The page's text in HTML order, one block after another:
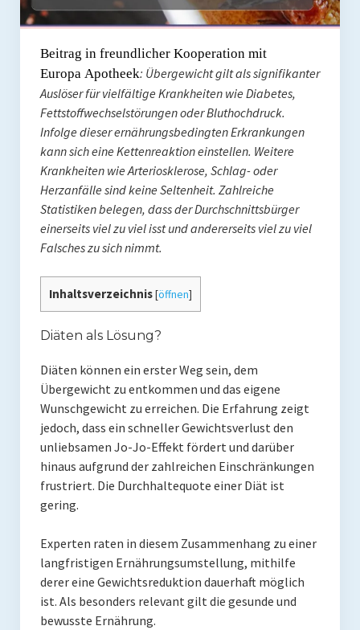
Coaching
Paleo Ziel
Abnehmen mit Paleo
Zunehmen mit Paleo
Paleo Gehirn-Pflege
Paleo Fitness
Freeletics
Kurs
Coaching
Coaching
Rezepte
Brainfood
Fermente
Fisch & Meeresfrüchte
Fleisch und Geflügel
Frühstück
Gemüse
Getränke und Smoothies
Beitrag in freundlicher Kooperation mit
Europa Apotheek: Übergewicht gilt als signifikanter
Auslöser für vielfältige Krankheiten wie Diabetes,
Fettstoffwechselstörungen oder Bluthochdruck.
Infolge dieser ernährungsbedingten Erkrankungen
kann sich eine Kettenreaktion einstellen. Weitere
Krankheiten wie Arteriosklerose, Schlag- oder
Herzanfälle sind keine Seltenheit. Zahlreiche
Statistiken belegen, dass der Durchschnittsbürger
einerseits viel zu viel isst und andererseits viel zu viel
Falsches zu sich nimmt.
Inhaltsverzeichnis[öffnen]
Diäten als Lösung?
Diäten können ein erster Weg sein, dem
Übergewicht zu entkommen und das eigene
Wunschgewicht zu erreichen. Die Erfahrung zeigt
jedoch, dass ein schneller Gewichtsverlust den
unliebsamen Jo-Jo-Effekt fördert und darüber
hinaus aufgrund der zahlreichen Einschränkungen
frustriert. Die Durchhaltequote einer Diät ist
gering.
Experten raten in diesem Zusammenhang zu einer
langfristigen Ernährungsumstellung, mithilfe
derer eine Gewichtsreduktion dauerhaft möglich
ist. Als besonders relevant gilt die gesunde und
bewusste Ernährung.